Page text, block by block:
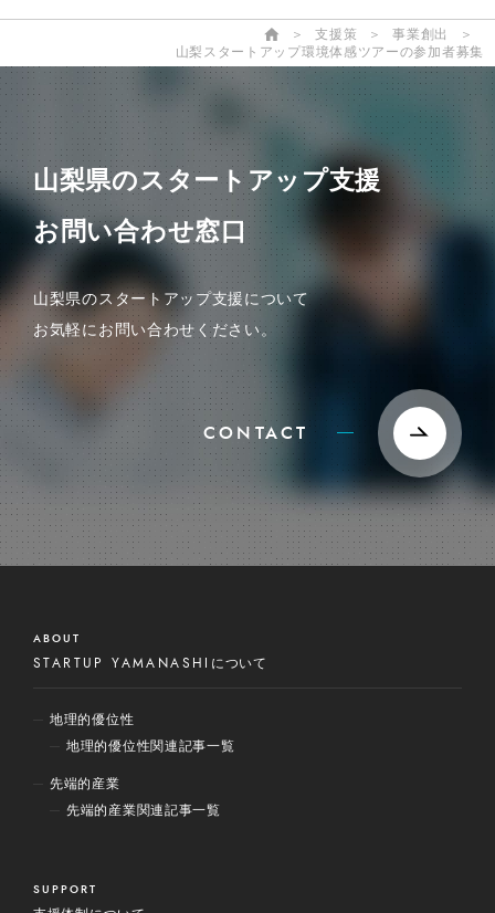
＞ 支援策 ＞ 事業創出
＞
山梨スタートアップ環境体感ツアーの参加者募集
山梨県のスタートアップ支援
お問い合わせ窓口
山梨県のスタートアップ支援について
お気軽にお問い合わせください。
CONTACT
ABOUT
STARTUP YAMANASHI について
地理的優位性
地理的優位性関連記事一覧
先端的産業
先端的産業関連記事一覧
SUPPORT